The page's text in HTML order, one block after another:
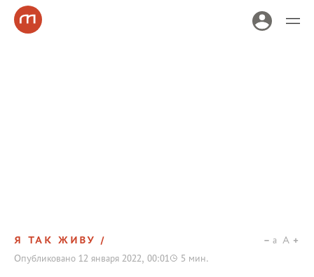
Я ТАК ЖИВУ
Опубликовано 12 января 2022, 00:01 5 мин.
a A